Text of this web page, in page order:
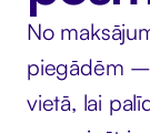
No
piegādēm
vietā, lai